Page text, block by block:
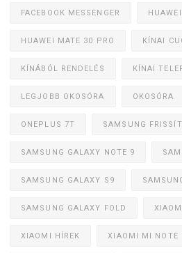
FACEBOOK MESSENGER
HUAWEI MATE 30 PRO KÍNAI
KÍNÁBÓL RENDELÉS KÍNAI
LEGJOBB OKOSÓRA OKOSÓRA
ONEPLUS 7T SAMSUNG
SAMSUNG GALAXY NOTE 9
SAMSUNG GALAXY S9
SAMSUNG GALAXY FOLD
XIAOMI HÍREK XIAOMI MI NOTE